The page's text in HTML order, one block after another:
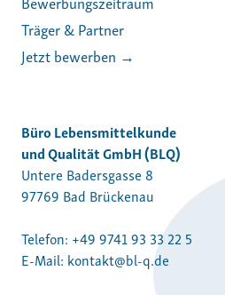
Träger & Partner
Jetzt bewerben →
Büro Lebensmittelkunde
und Qualität GmbH (BLQ)
Untere Badersgasse 8
97769 Bad Brückenau
Telefon: +49 9741 93 33 22 5
E-Mail: kontakt@bl-q.de